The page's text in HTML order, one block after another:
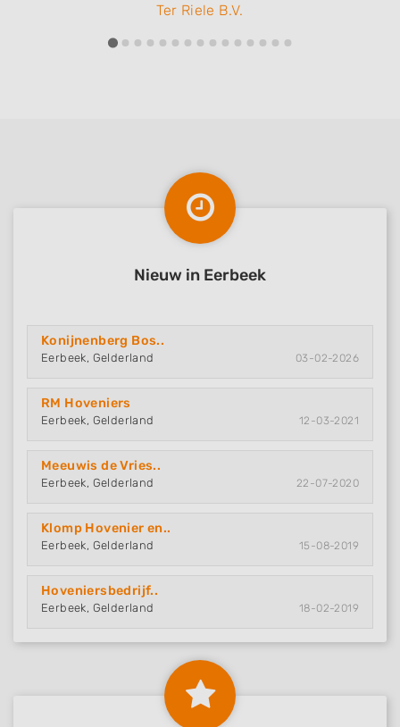
Ter Riele B.V.
Nieuw in Eerbeek
Konijnenberg Bos..
Eerbeek, Gelderland 03-02-2026
RM Hoveniers
Eerbeek, Gelderland 12-03-2021
Meeuwis de Vries..
Eerbeek, Gelderland 22-07-2020
Klomp Hovenier en..
Eerbeek, Gelderland 15-08-2019
Hoveniersbedrijf..
Eerbeek, Gelderland 18-02-2019